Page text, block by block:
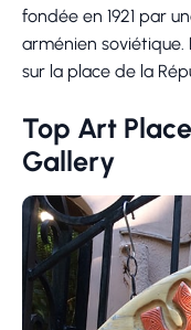
fondée en 1921 par
arménien
sur la place de la
Top Art
Gallery